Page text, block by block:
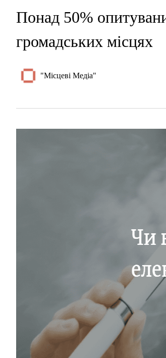
Понад 50%
громадських місцях
"Місцеві Медіа"